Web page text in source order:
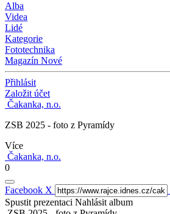
Alba
Videa
Lidé
Kategorie
Fototechnika
Magazín Nové
Přihlásit
Založit účet
Čakanka, n.o.
ZSB 2025 - foto z Pyramídy
Více
Čakanka, n.o.
0
Facebook X
Spustit prezentaci Nahlásit album